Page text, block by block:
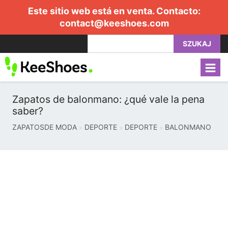
Este sitio web está en venta. Contacto:
contact@keeshoes.com
SZUKAJ
Zapatos de balonmano: ¿qué vale la pena
saber?
ZAPATOSDE MODA DEPORTE DEPORTE BALONMANO